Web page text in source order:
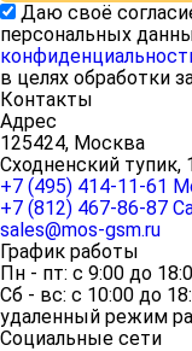
Даю своё
персональных
в целях обработки
Контакты
Адрес
125424, Москва
Сходненский тупик,
+7 (495) 414-11-61
+7 (812) 467-86-87
sales@mos-gsm.ru
График работы
Пн - пт: с 9:00 до
Сб - вс: с 10:00 до
удаленный режим
Социальные сети